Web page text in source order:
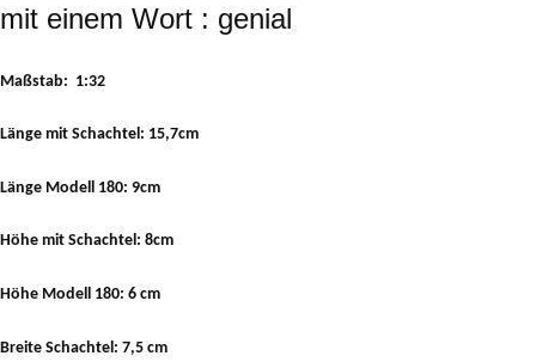
mit einem Wort : genial
Maßstab: 1:32
Länge mit Schachtel: 15,7cm
Länge Modell 180: 9cm
Höhe mit Schachtel: 8cm
Höhe Modell 180: 6 cm
Breite Schachtel: 7,5 cm